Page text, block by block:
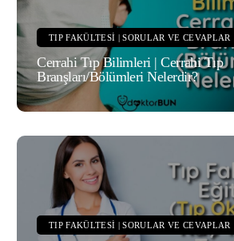
TIP FAKÜLTESI | SORULAR VE CEVAPLAR
Cerrahi Tıp Bilimleri | Cerrahi Tıp
Branşları/Bölümleri Nelerdir?
TIP FAKÜLTESI | SORULAR VE CEVAPLAR